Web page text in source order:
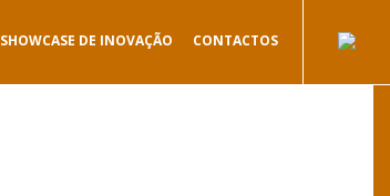
SHOWCASE DE INOVAÇÃO CONTACTOS